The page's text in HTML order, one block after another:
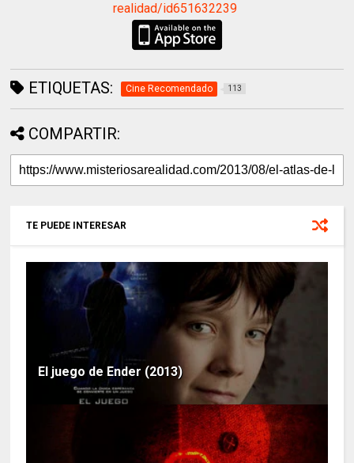
realidad/id651632239
ETIQUETAS: Cine Recomendado 113
COMPARTIR:
TE PUEDE INTERESAR
El juego de Ender (2013)